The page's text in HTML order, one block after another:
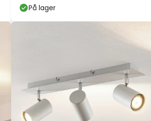
På lager